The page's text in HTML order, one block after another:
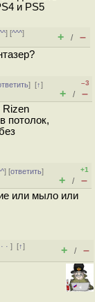
и PS5
] [^^^]
+ / –
][↑]
–3
+ / –
Rizen
потолок,
] [ответить]
+1
+ / –
или мыло или
· ·][↑]
+ / –